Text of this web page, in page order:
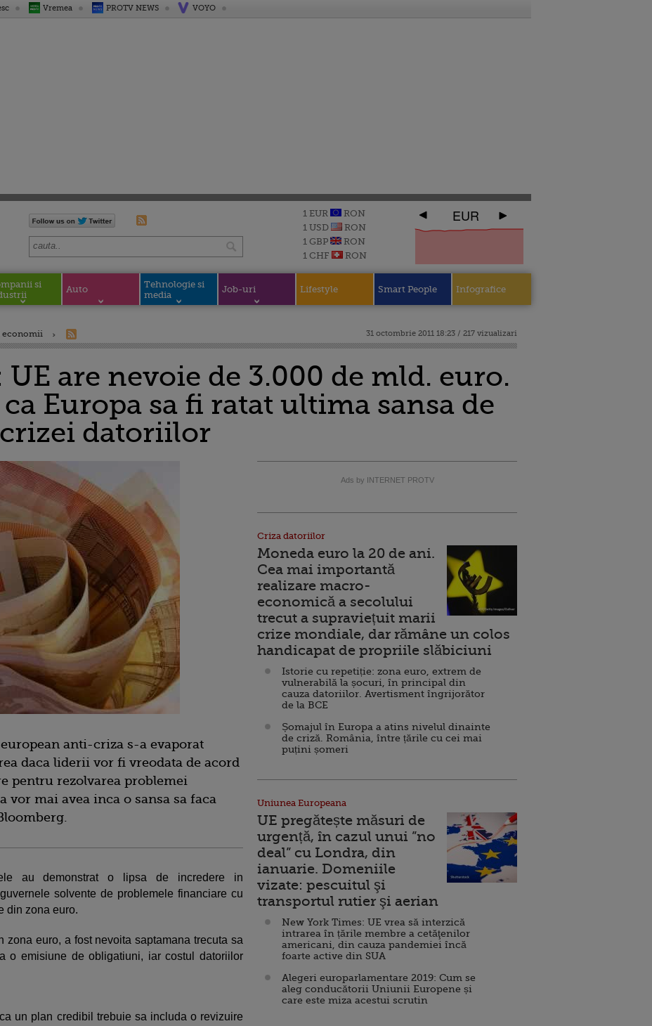
Vremea PROTV NEWS VOYO
1 EUR
RON
1 USD
RON
1 GBP
RON
1 CHF
RON
EUR
si
Auto
Tehnologie si
media
Job-uri Lifestyle Smart People Infografice
economii 31 octombrie 2011 18:23 / 217 vizualizari
are nevoie de 3.000 de mld. euro.
Europa sa fi ratat ultima sansa de
datoriilor
anti-criza s-a evaporat
daca liderii vor fi vreodata de acord
pentru rezolvarea problemei
vor mai avea inca o sansa sa faca
au demonstrat o lipsa de incredere in
solvente de problemele financiare cu
din zona euro.
zona euro, a fost nevoita saptamana trecuta sa
o emisiune de obligatiuni, iar costul datoriilor
un plan credibil trebuie sa includa o revizuire
Ads by INTERNET PROTV
Criza datoriilor
Moneda euro la 20 de ani.
Cea mai importantă
realizare macro-
economică a secolului
trecut a supraviețuit marii
crize mondiale, dar rămâne un colos
handicapat de propriile slăbiciuni
Istorie cu repetiție: zona euro, extrem de
vulnerabilă la șocuri, în principal din
cauza datoriilor. Avertisment îngrijorător
de la BCE
Șomajul în Europa a atins nivelul dinainte
de criză. România, între țările cu cei mai
puțini șomeri
Uniunea Europeana
UE pregătește măsuri de
urgență, în cazul unui ”no
deal” cu Londra, din
ianuarie. Domeniile
vizate: pescuitul şi
transportul rutier şi aerian
New York Times: UE vrea să interzică
intrarea în țările membre a cetăţenilor
americani, din cauza pandemiei încă
foarte active din SUA
Alegeri europarlamentare 2019: Cum se
aleg conducătorii Uniunii Europene și
care este miza acestui scrutin